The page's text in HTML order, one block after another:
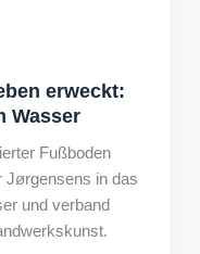
erweckt:
Wasser
Fußboden
Jørgensens in das
und verband